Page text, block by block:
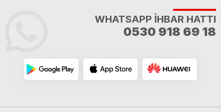
WHATSAPP İHBAR HATTI
0530 918 69 18